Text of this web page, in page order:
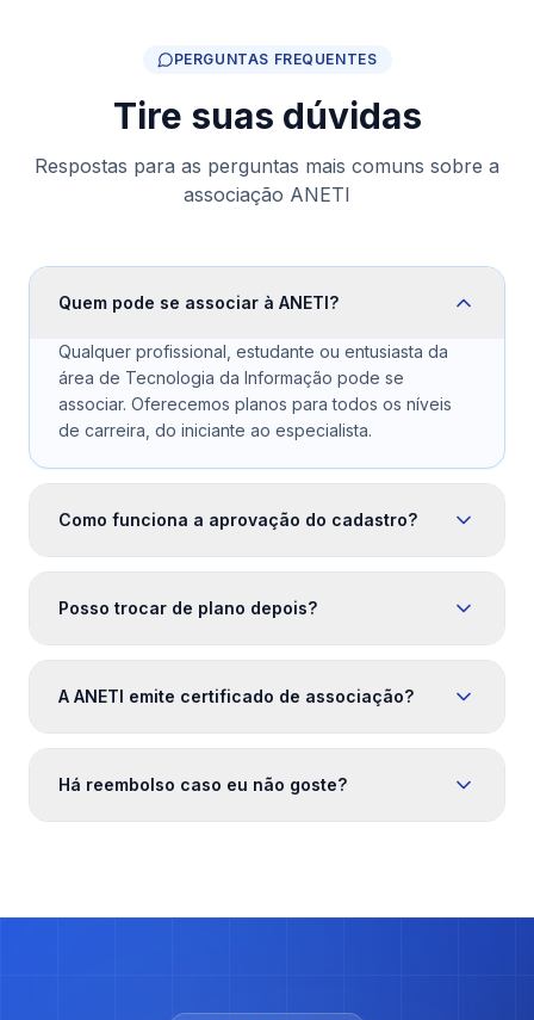
PERGUNTAS FREQUENTES
Tire suas dúvidas
Respostas para as perguntas mais comuns sobre a
associação ANETI
Quem pode se associar à ANETI?
Qualquer profissional, estudante ou entusiasta da
área de Tecnologia da Informação pode se
associar. Oferecemos planos para todos os níveis
de carreira, do iniciante ao especialista.
Como funciona a aprovação do cadastro?
Posso trocar de plano depois?
A ANETI emite certificado de associação?
Há reembolso caso eu não goste?